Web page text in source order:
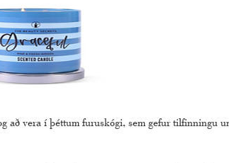
að vera í þéttum furuskógi, sem gefur tilfinningu